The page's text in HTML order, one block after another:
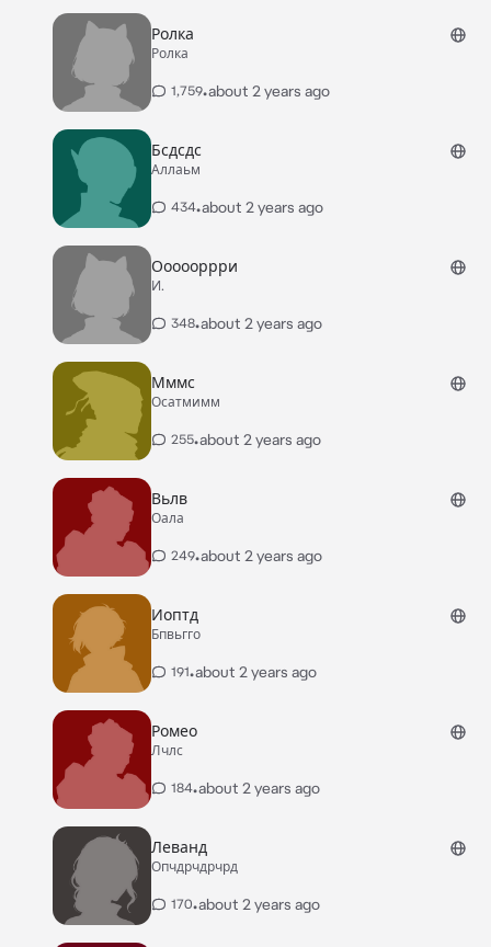
Ролка
Ролка
1,759•about 2 years ago
Бсдсдс
Аллаьм
434•about 2 years ago
Оооооррри
И.
348•about 2 years ago
Мммс
Осатмимм
255•about 2 years ago
Вьлв
Оала
249•about 2 years ago
Иоптд
Бпвьгго
191•about 2 years ago
Ромео
Лчлс
184•about 2 years ago
Леванд
Опчдрчдрчрд
170•about 2 years ago